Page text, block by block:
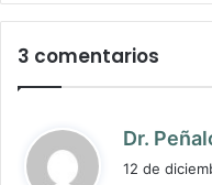
3 comentarios
Dr.
12 de